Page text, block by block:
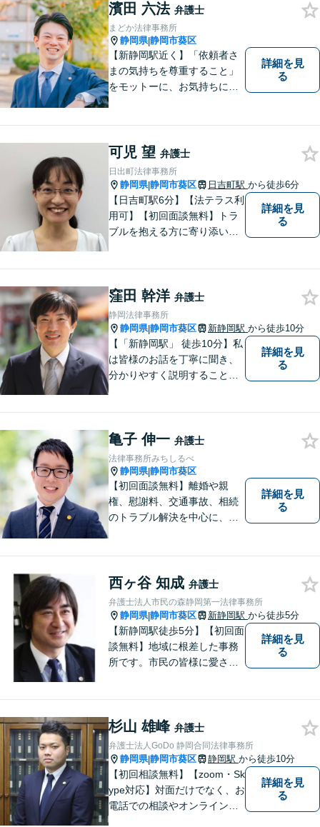
的に行っております。お困り
でしたら、お気軽にご相談く
ださい！
濱田 六法 弁護士
まどか法律事務所
静岡県|静岡市葵区
【新静岡駅近く】「依頼者さ
まの気持ちを尊重すること」
をモットーに、お気持ちに寄
ご相談ください【交通事故】
豊富な経験と実績で早期に解
決
詳細を見
る
可児 望 弁護士
日出町法律事務所
静岡県|静岡市葵区 日吉町駅 から徒歩6分
【日吉町駅6分】【法テラス利
用可】【初回面談無料】トラ
ブルを抱える方に寄り添い、
詳細を見
る
窪田 幹洋 弁護士
静岡法律事務所
静岡県|静岡市葵区 新静岡駅 から徒歩10分
【「新静岡駅」 徒歩10分】私
は皆様のお話を丁寧に聞き、
分かりやすく説明することを
す。 どんな些細なことでも結
構ですので、お気軽にご相談
ください。
詳細を見
る
亀子 伸一 弁護士
法律事務所みちしるべ
静岡県|静岡市葵区
【初回面談無料】離婚や親
権、慰謝料、交通事故、相続
のトラブル解決を中心に、一
談も、お任せください。【静
岡市の弁護士】
詳細を見
る
西ヶ谷 知成 弁護士
弁護士法人市民の森静岡第一法律事務所
静岡県|静岡市葵区 新静岡駅 から徒歩5分
【新静岡駅徒歩5分】【初回面
談無料】地域に根差した事務
所です。市民の皆様に愛され
軽にご連絡ください。
詳細を見
る
杉山 雄峰 弁護士
弁護士法人GoDo 静岡合同法律事務所
静岡県|静岡市葵区 静岡駅 から徒歩10分
【初回相談無料】【zoom・Sk
ype対応】対面だけでなく、お
電話での相談やオンライン相
詳細を見
る